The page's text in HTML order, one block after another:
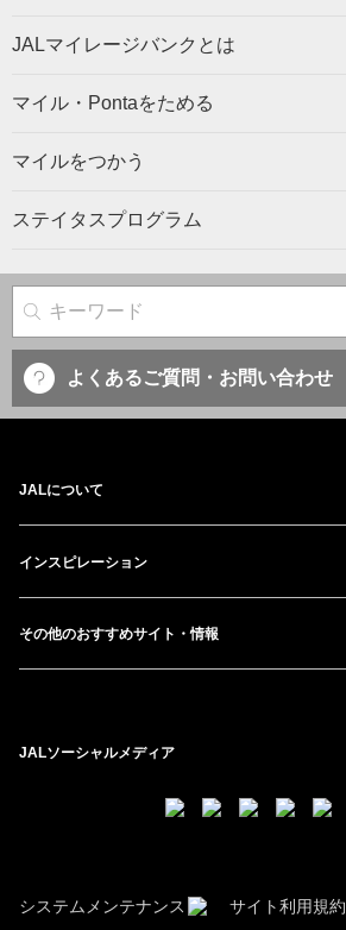
JALマイレージバンクとは
マイル・Pontaをためる
マイルをつかう
ステイタスプログラム
サイト内検索
よくあるご質問・お問い合わせ
JALについて
インスピレーション
その他のおすすめサイト・情報
JALソーシャルメディア
システムメンテナンス サイト利用規約